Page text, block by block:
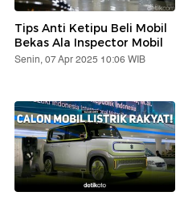
Tips Anti Ketipu Beli Mobil
Bekas Ala Inspector Mobil
Senin, 07 Apr 2025 10:06 WIB